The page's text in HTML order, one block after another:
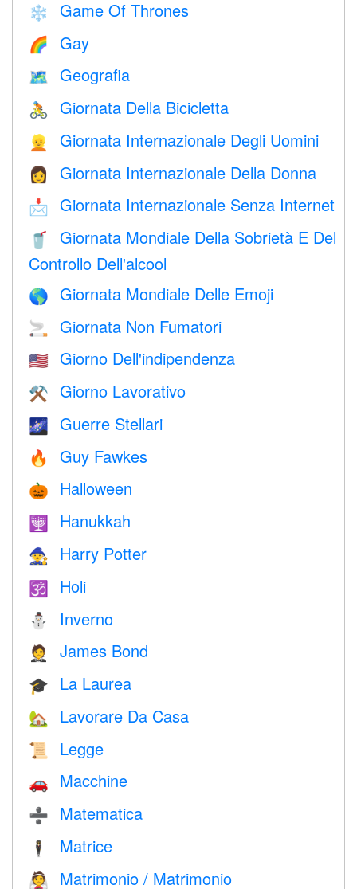
❄️ Game Of Thrones
🌈 Gay
🗺 Geografia
🚴 Giornata Della Bicicletta
👱 Giornata Internazionale Degli Uomini
👩 Giornata Internazionale Della Donna
📩 Giornata Internazionale Senza Internet
🥤
Giornata Mondiale Della Sobrietà E Del
Controllo Dell'alcool
🌎 Giornata Mondiale Delle Emoji
🚬 Giornata Non Fumatori
🇺🇸 Giorno Dell'indipendenza
⚒️ Giorno Lavorativo
🌌 Guerre Stellari
🔥 Guy Fawkes
🎃 Halloween
🕎 Hanukkah
🧙 Harry Potter
🕉 Holi
⛄ Inverno
🤵 James Bond
🎓 La Laurea
🏡 Lavorare Da Casa
📜 Legge
🚗 Macchine
➗ Matematica
🕴️ Matrice
👰 Matrimonio / Matrimonio